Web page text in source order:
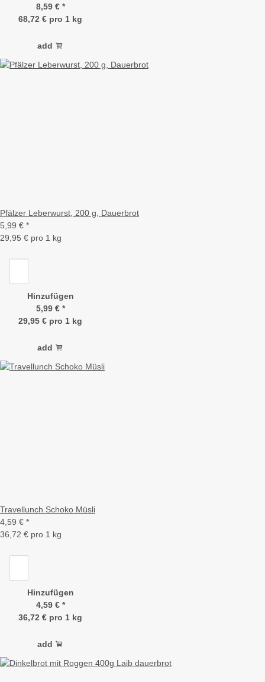
8,59 € *
68,72 € pro 1 kg
add
Pfälzer Leberwurst, 200 g, Dauerbrot
5,99 € *
29,95 € pro 1 kg
Hinzufügen
5,99 € *
29,95 € pro 1 kg
add
Travellunch Schoko Müsli
4,59 € *
36,72 € pro 1 kg
Hinzufügen
4,59 € *
36,72 € pro 1 kg
add